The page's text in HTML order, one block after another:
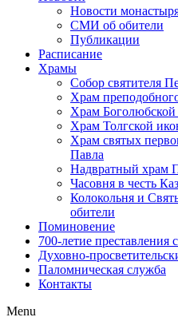
Новости
СМИ об обители
Публикации
Расписание
Храмы
Собор святителя
Храм
Храм
Храм Толгской
Храм святых
Павла
Надвратный храм
Часовня в честь
Колокольня и
обители
Поминовение
700-летие преставления
Духовно-
Паломническая служба
Контакты
Menu